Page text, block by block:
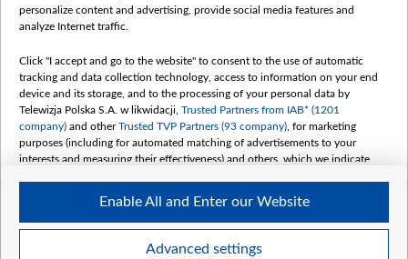
Белсат Shorts
Жэстачайшы мульт
Belsat English
Biełsat PL
Белсат Now
Белсат History
Белсат Music
Белсат Doc
My consents
personalize content and advertising, provide social media features and
analyze Internet traffic.
Click "I accept and go to the website" to consent to the use of automatic
tracking and data collection technology, access to information on your end
device and its storage, and to the processing of your personal data by
Telewizja Polska S.A. w likwidacji, Trusted Partners from IAB* (1201
company) and otherTrusted TVP Partners (93 company) , for marketing
purposes (including for automated matching of advertisements to your
interests and measuring their effectiveness) and others, which we indicate
The purposes of processing your data by TVP S.A. w likwidacji are as
follows:
Use limited data to select advertising
Advanced settings
Enable All and Enter our Website